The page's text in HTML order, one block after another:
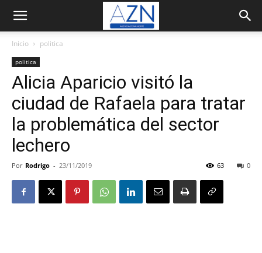
Inicio politica
politica
Alicia Aparicio visitó la
ciudad de Rafaela para tratar
la problemática del sector
lechero
Por Rodrigo - 23/11/2019 0
63